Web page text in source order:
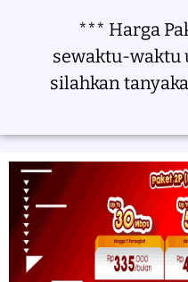
*** Harga
sewaktu-waktu
silahkan